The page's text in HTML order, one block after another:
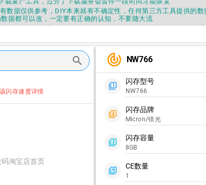
数据仅供参考，DIY本来就有不确定性，任何第三方工具提供的
据都可以改，一定要有正确的认知，不要随大流
，或者存在误导，欢迎积极反馈，Flashinfo尽量维护最正确的指
载量产工具，过分了下载服务会暂停一段时间才能恢复
数据仅供参考，DIY本来就有不确定性，任何第三方工具提供的
据都可以改，一定要有正确的认知，不要随大流
，或者存在误导，欢迎积极反馈，Flashinfo尽量维护最正确的指
术规格和量产工具标签啦，使用更加丝滑，快点击下载吧
search
闪存速度详情
码淘宝店首页
track_changes NW766
filter_1
闪存型号
NW766
filter_2
闪存品牌
Micron/镁光
filter_3
闪存容量
8GB
filter_4
CE数量
1